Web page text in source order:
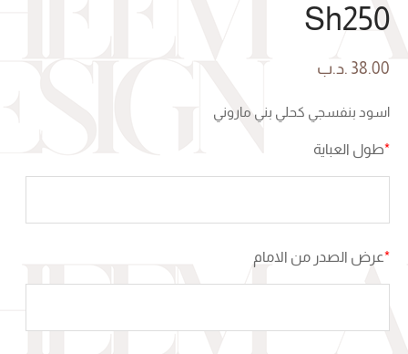
Sh250
38.00 .د.ب
اسود بنفسجي كحلي بني ماروني
*طول العباية
*عرض الصدر من الامام